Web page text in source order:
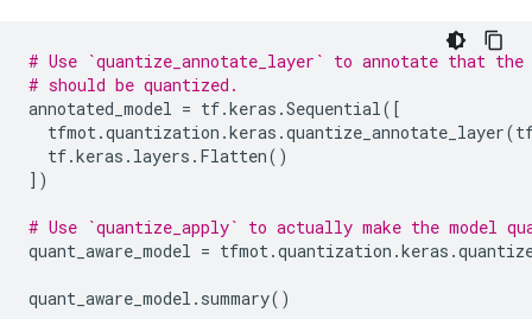
# Use `quantize_annotate_layer` to annotate that the
# should be quantized.
annotated_model = tf.keras .Sequential([
tfmot.quantization .keras .quantize_annotate_layer(
tf.keras . layers . Flatten()
])
# Use `quantize_apply` to actually make the model
quant_aware_model = tfmot.quantization .keras .
quant_aware_model . summary()